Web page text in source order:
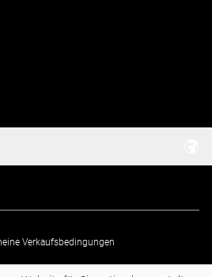
Verkaufsbedingungen